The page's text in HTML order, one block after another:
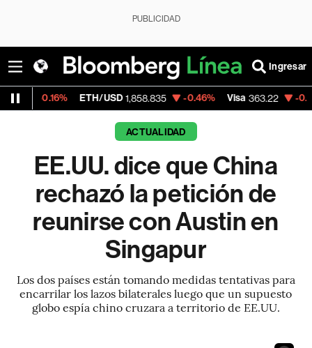
PUBLICIDAD
Ingresar
ETH/USD 1,858.835 -0.46% Visa 363.22 -0.67%
ACTUALIDAD
EE.UU. dice que China
rechazó la petición de
reunirse con Austin en
Singapur
Los dos países están tomando medidas tentativas para
encarrilar los lazos bilaterales luego que un supuesto
globo espía chino cruzara a territorio de EE.UU.